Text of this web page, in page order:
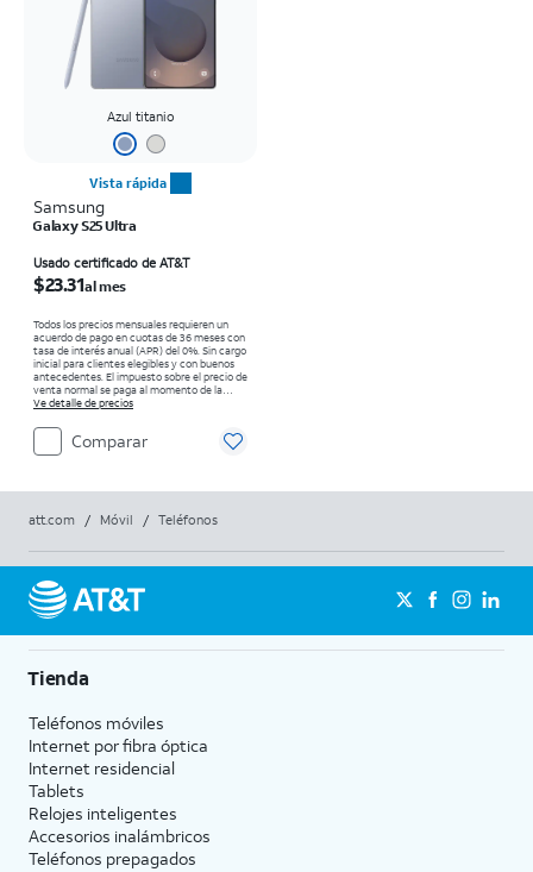
Azul titanio
Vista rápida
Samsung
Galaxy S25 Ultra
Usado certificado de AT&T
$23.31al mes
Todos los precios mensuales requieren un
acuerdo de pago en cuotas de 36 meses con
tasa de interés anual (APR) del 0%. Sin cargo
inicial para clientes elegibles y con buenos
antecedentes. El impuesto sobre el precio de
venta normal se paga al momento de la
compra. Existen restricciones.
Ve detalle de precios
Comparar
att.com / Móvil / Teléfonos
Tienda
Teléfonos móviles
Internet por fibra óptica
Internet residencial
Tablets
Relojes inteligentes
Accesorios inalámbricos
Teléfonos prepagados